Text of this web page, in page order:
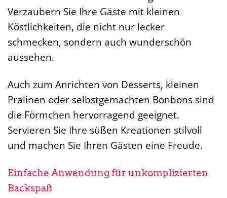
Verzaubern Sie Ihre Gäste mit kleinen
Köstlichkeiten, die nicht nur lecker
schmecken, sondern auch wunderschön
aussehen.
Auch zum Anrichten von Desserts, kleinen
Pralinen oder selbstgemachten Bonbons sind
die Förmchen hervorragend geeignet.
Servieren Sie Ihre süßen Kreationen stilvoll
und machen Sie Ihren Gästen eine Freude.
Einfache Anwendung für unkomplizierten
Backspaß